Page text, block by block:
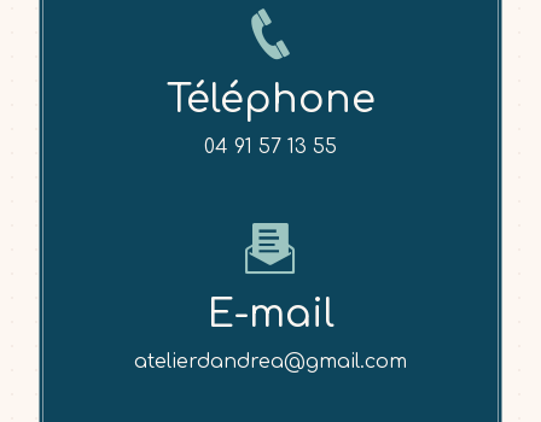
Téléphone
04 91 57 13 55
E-mail
atelierdandrea@gmail.com